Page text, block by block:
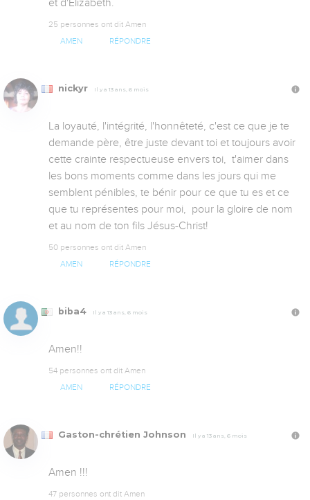
et d'Élizabeth.
25 personnes ont dit Amen
AMEN RÉPONDRE
nickyr Il y a 13 ans, 6 mois
La loyauté, l'intégrité, l'honnêteté, c'est ce que je te
demande père, être juste devant toi et toujours avoir
cette crainte respectueuse envers toi,  t'aimer dans
les bons moments comme dans les jours qui me
semblent pénibles, te bénir pour ce que tu es et ce
que tu représentes pour moi,  pour la gloire de nom
et au nom de ton fils Jésus-Christ!
50 personnes ont dit Amen
AMEN RÉPONDRE
biba4 Il y a 13 ans, 6 mois
Amen!!
54 personnes ont dit Amen
AMEN RÉPONDRE
Gaston-chrétien Johnson Il y a 13 ans, 6 mois
Amen !!!
47 personnes ont dit Amen